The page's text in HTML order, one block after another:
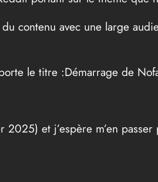
contenu avec une large
le titre :Démarrage de
et j’espère m’en